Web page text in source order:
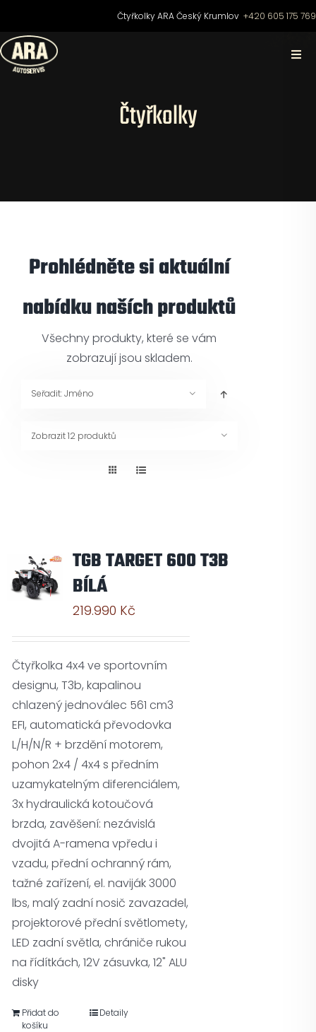
obsah
Čtyřkolky ARA Český Krumlov+420 605 175 769
Skútry
Čtyřkolky
Prohlédněte si aktuální
nabídku naších produktů
Všechny produkty, které se vám
zobrazují jsou skladem.
Seřadit:Jméno
Zobrazit12 produktů
TGB TARGET 600 T3B
BÍLÁ
219.990 Kč
Čtyřkolka 4x4 ve sportovním
designu, T3b, kapalinou
chlazený jednoválec 561 cm3
EFI, automatická převodovka
L/H/N/R + brzdění motorem,
pohon 2x4 / 4x4 s předním
uzamykatelným diferenciálem,
3x hydraulická kotoučová
brzda, zavěšení: nezávislá
dvojitá A-ramena vpředu i
vzadu, přední ochranný rám,
tažné zařízení, el. naviják 3000
lbs, malý zadní nosič zavazadel,
projektorové přední světlomety,
LED zadní světla, chrániče rukou
na řídítkách, 12V zásuvka, 12" ALU
disky
Přidat do
košíku
Detaily